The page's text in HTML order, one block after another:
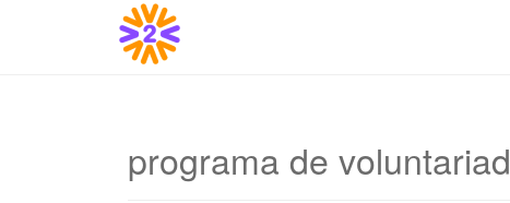
programa de